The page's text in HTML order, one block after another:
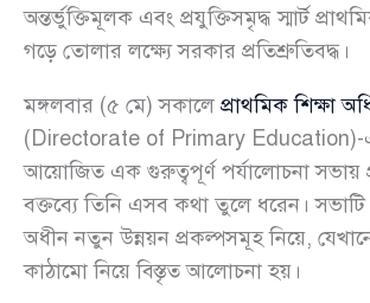
অন্তর্ভুক্তিমূলক এবং প্রযুক্তিসমৃদ্ধ স্মার্ট
গড়ে তোলার লক্ষ্যে সরকার প্রতিশ্রুতিবদ্ধ।
মঙ্গলবার (৫ মে) সকালে প্রাথমিক শিক্ষা
(Directorate of Primary Education)-
আয়োজিত এক গুরুত্বপূর্ণ পর্যালোচনা সভায়
বক্তব্যে তিনি এসব কথা তুলে ধরেন। সভাটি
অধীন নতুন উন্নয়ন প্রকল্পসমূহ নিয়ে,
কাঠামো নিয়ে বিস্তৃত আলোচনা হয়।